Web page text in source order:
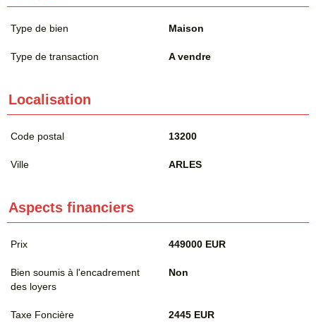
Type de bien Maison
Type de transaction A vendre
Localisation
Code postal 13200
Ville ARLES
Aspects financiers
Prix 449000 EUR
Bien soumis à l'encadrement
des loyers
Non
Taxe Foncière 2445 EUR